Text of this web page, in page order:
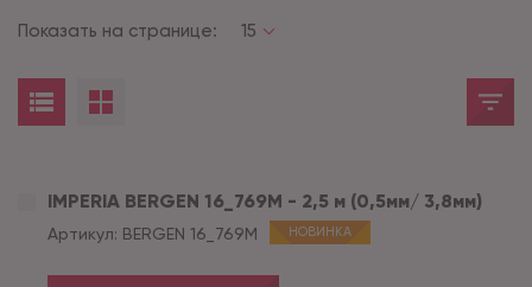
Показать на странице: 15
IMPERIA BERGEN 16_769M - 2,5 м (0,5мм/ 3,8мм)
Артикул: BERGEN 16_769M НОВИНКА